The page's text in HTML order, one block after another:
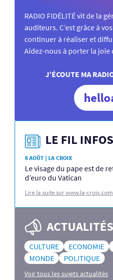
RADIO FIDÉLITÉ vit de la
auditeurs. C’est grâce à
continuer à réaliser et
Aidez-nous à porter la joie
J’ÉCOUTE MA
LE FIL INFOS
8 AOÛT | LA CROIX
Le visage du pape est de
d’euro du Vatican
Lire la suite sur www.la-croix.com
ACTUALITÉS
CULTURE ECONOMIE
MONDE
POLITIQUE
Voir tous les sujets actualités